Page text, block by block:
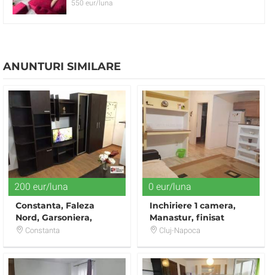
550 eur/luna
ANUNTURI SIMILARE
200 eur/luna
Constanta, Faleza
Nord, Garsoniera,
Universitatea Ovidius
Constanta
0 eur/luna
Inchiriere 1 camera,
Manastur, finisat
modern, zona
Cluj-Napoca